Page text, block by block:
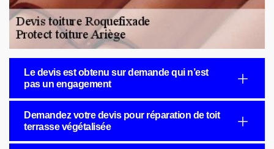
Le devis est obtenu sur demande qui n’est
pas un engagement
Demandez votre devis pour réparation de toit
terrasse végétalisée